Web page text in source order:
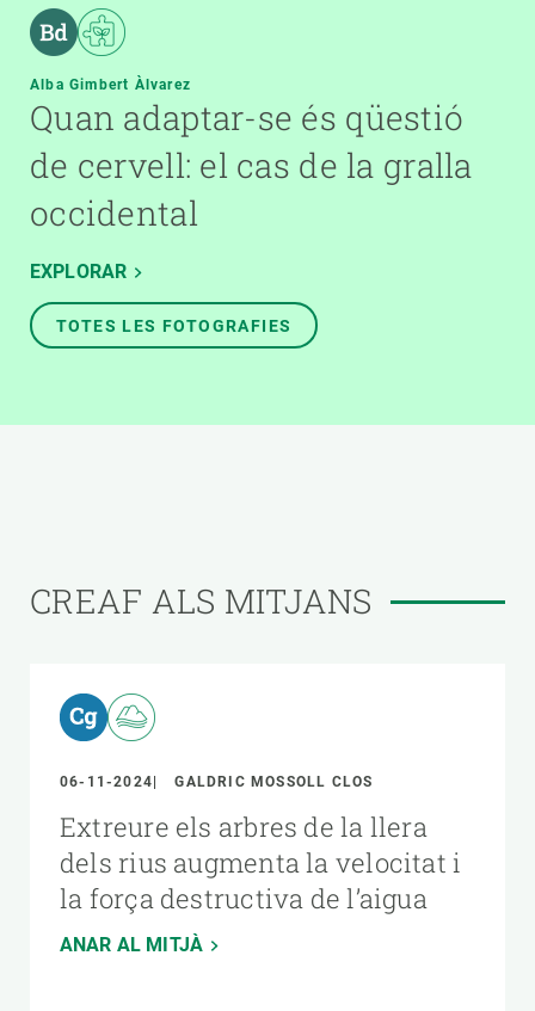
Alba Gimbert Àlvarez
Quan adaptar-se és qüestió
de cervell: el cas de la gralla
occidental
EXPLORAR
TOTES LES FOTOGRAFIES
CREAF ALS MITJANS
06-11-2024 GALDRIC MOSSOLL CLOS
Extreure els arbres de la llera
dels rius augmenta la velocitat i
la força destructiva de l’aigua
ANAR AL MITJÀ